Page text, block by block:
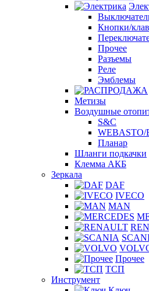
Кнопки/
Прочее
Разъемы
Реле
Эмблемы
Метизы
Воздушные
S&C
WEBASTO/
Планар
Шланги подкачки
Клемма АКБ
Зеркала
DAF
IVECO
MAN
Прочее
ТСП
Инструмент